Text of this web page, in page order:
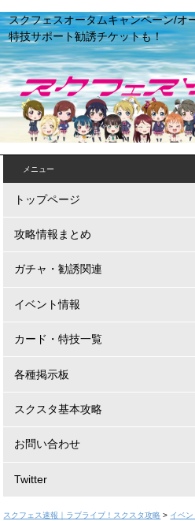
スクフェスオータムキャンペーン/オ
特技サポート勧誘チケットも！
メニュー
トップページ
攻略情報まとめ
ガチャ・勧誘関連
イベント情報
カード・特技一覧
各種掲示板
スクスタ基本攻略
お問い合わせ
Twitter
スクフェス速報｜ラブライブ！スクスタ攻略 > イベン